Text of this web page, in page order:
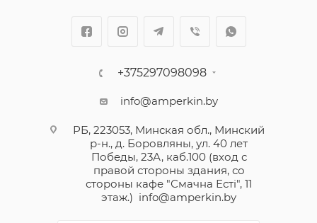
+375297098098
info@amperkin.by
РБ, 223053, Минская обл., Минский
р-н., д. Боровляны, ул. 40 лет
Победы, 23А, каб.100 (вход с
правой стороны здания, со
стороны кафе "Смачна Естi", 11
этаж.) info@amperkin.by